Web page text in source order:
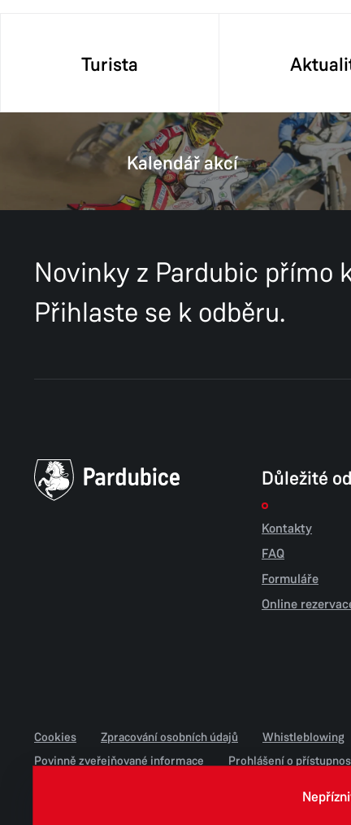
Turista
Kalendář akcí
Novinky z Pardubic přímo
Přihlaste se k odběru.
Důležité
Kontakty
FAQ
Formuláře
Online
Cookies Zpracování osobních údajů Whistleblowing
Povinně zveřejňované informace
Prohlášení o